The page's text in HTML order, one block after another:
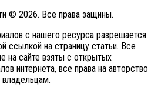
© 2026. Все права защины.
с нашего ресурса разрешается
ссылкой на страницу статьи. Все
на сайте взяты с открытых
интернета, все права на авторство